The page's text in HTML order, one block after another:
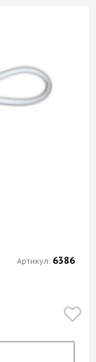
Артикул: 6386